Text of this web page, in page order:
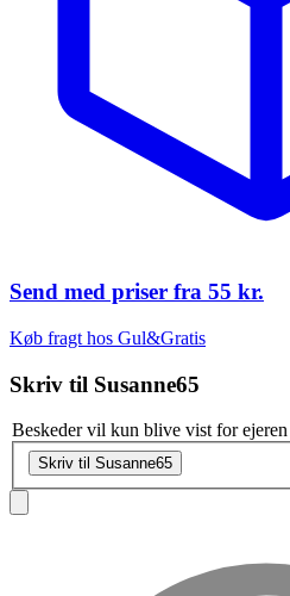
Send med priser fra 55 kr.
Køb fragt hos Gul&Gratis
Skriv til Susanne65
Beskeder vil kun blive vist for
Skriv til Susanne65